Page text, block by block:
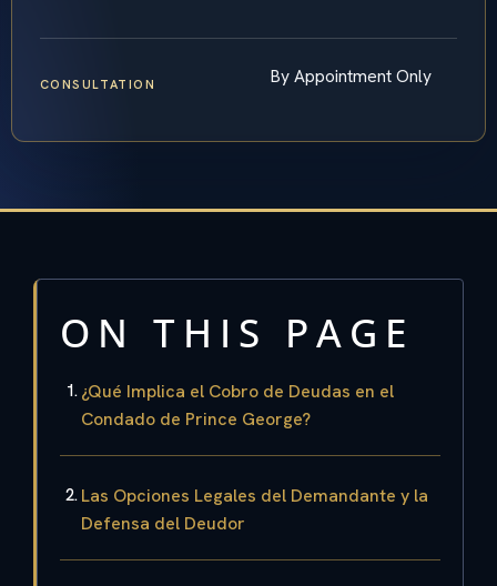
CONSULTATION By Appointment Only
ON THIS PAGE
¿Qué Implica el Cobro de Deudas en el
Condado de Prince George?
Las Opciones Legales del Demandante y la
Defensa del Deudor